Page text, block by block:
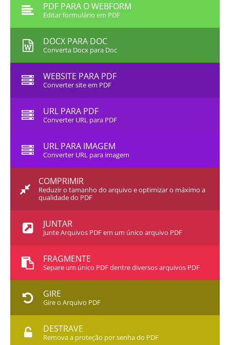
PDF PARA O WEBFORM
Editar formulário em PDF
DOCX PARA DOC
Converta Docx para Doc
WEBSITE PARA PDF
Converter site em PDF
URL PARA PDF
Converter URL para PDF
URL PARA IMAGEM
Converter URL para imagem
COMPRIMIR
Reduzir o tamanho do arquivo e optimizar o máximo a
qualidade do PDF
JUNTAR
Junte Arquivos PDF em um único arquivo PDF
FRAGMENTE
Separe um único PDF dentre diversos arquivos PDF
GIRE
Gire o Arquivo PDF
DESTRAVE
Remova a proteção por senha do PDF